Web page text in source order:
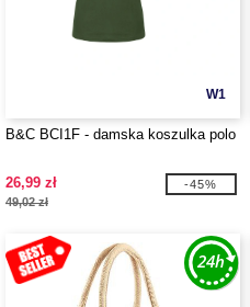
W1
B&C BCI1F - damska koszulka polo
26,99 zł
49,02 zł
-45%